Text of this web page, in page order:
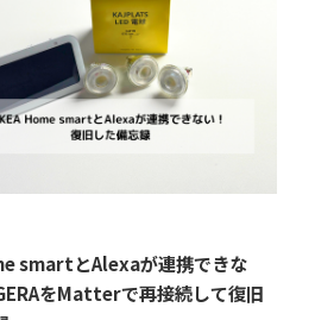
smartとAlexaが連携できな
をMatterで再接続して復旧